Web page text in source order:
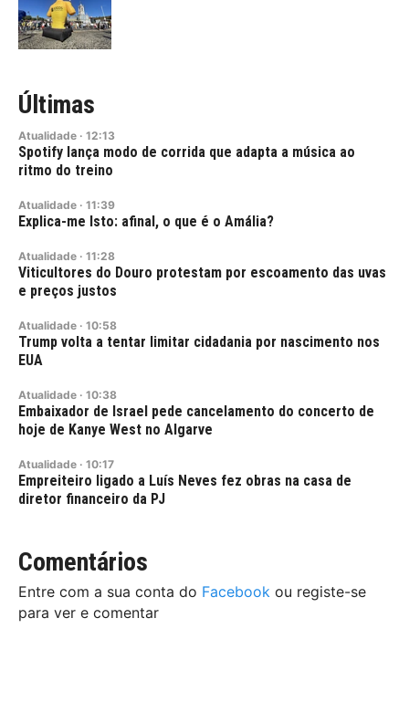
Últimas
Atualidade · 12:13
Spotify lança modo de corrida que adapta a música ao
ritmo do treino
Atualidade · 11:39
Explica-me Isto: afinal, o que é o Amália?
Atualidade · 11:28
Viticultores do Douro protestam por escoamento das uvas
e preços justos
Atualidade · 10:58
Trump volta a tentar limitar cidadania por nascimento nos
EUA
Atualidade · 10:38
Embaixador de Israel pede cancelamento do concerto de
hoje de Kanye West no Algarve
Atualidade · 10:17
Empreiteiro ligado a Luís Neves fez obras na casa de
diretor financeiro da PJ
Comentários
Entre com a sua conta do Facebook ou registe-se
para ver e comentar